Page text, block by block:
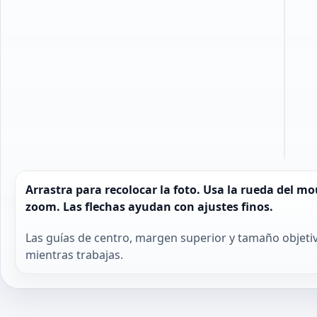
Arrastra para recolocar la foto. Usa la rueda del
zoom. Las flechas ayudan con ajustes finos.
Las guías de centro, margen superior y tamaño
mientras trabajas.